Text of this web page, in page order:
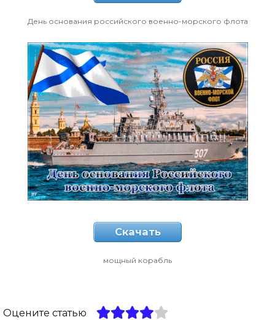
День основания российского военно-морского флота
Скачать
мощный корабль
Оцените статью